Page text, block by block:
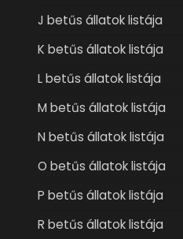
J betűs állatok listája
K betűs állatok listája
L betűs állatok listája
M betűs állatok listája
N betűs állatok listája
O betűs állatok listája
P betűs állatok listája
R betűs állatok listája